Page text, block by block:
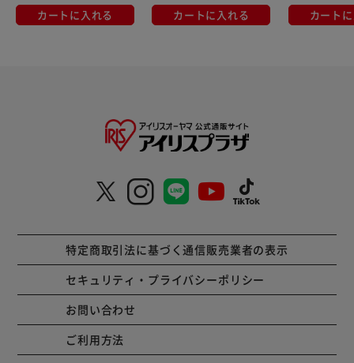
カートに入れる カートに入れる カート
特定商取引法に基づく通信販売業者の表示
セキュリティ・プライバシーポリシー
お問い合わせ
ご利用方法